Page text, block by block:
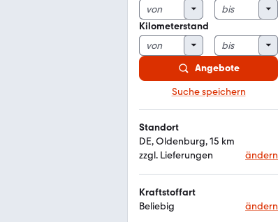
Kilometerstand
Angebote
Suche speichern
Standort
DE, Oldenburg, 15 km
zzgl. Lieferungen
ändern
Kraftstoffart
Beliebig
ändern